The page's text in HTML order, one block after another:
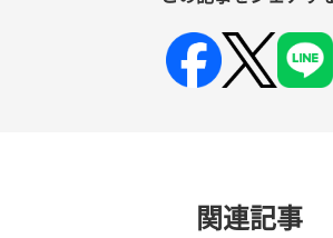
関連記事